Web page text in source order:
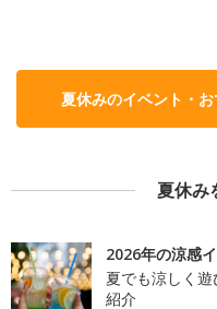
夏休みのイベント・
夏休み
2026年の涼感
夏でも涼しく
紹介